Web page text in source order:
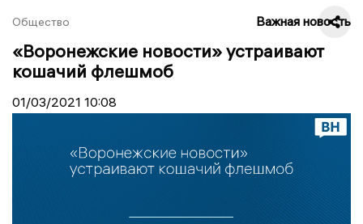
Общество Важная новость
«Воронежские новости» устраивают
кошачий флешмоб
01/03/2021 10:08